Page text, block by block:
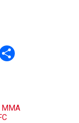
Share
MMA